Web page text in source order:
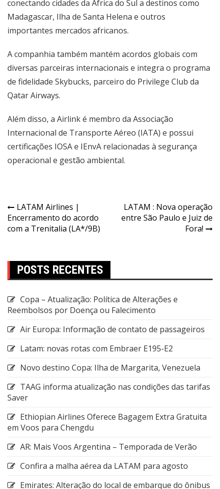
conectando cidades da África do Sul a destinos como
Madagascar, Ilha de Santa Helena e outros
importantes mercados africanos.
A companhia também mantém acordos globais com
diversas parceiras internacionais e integra o programa
de fidelidade Skybucks, parceiro do Privilege Club da
Qatar Airways.
Além disso, a Airlink é membro da Associação
Internacional de Transporte Aéreo (IATA) e possui
certificações IOSA e IEnvA relacionadas à segurança
operacional e gestão ambiental.
LATAM Airlines |
Encerramento do acordo
com a Trenitalia (LA*/9B)
LATAM : Nova operação
entre São Paulo e Juiz de
Fora!
POSTS RECENTES
Copa – Atualização: Política de Alterações e
Reembolsos por Doença ou Falecimento
Air Europa: Informação de contato de passageiros
Latam: novas rotas com Embraer E195-E2
Novo destino Copa: Ilha de Margarita, Venezuela
TAAG informa atualização nas condições das tarifas
Saver
Ethiopian Airlines Oferece Bagagem Extra Gratuita
em Voos para Chengdu
AR: Mais Voos Argentina – Temporada de Verão
Confira a malha aérea da LATAM para agosto
Emirates: Alteração do local de embarque do ônibus